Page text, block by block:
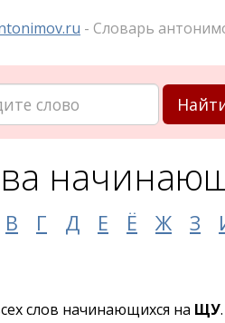
- Словарь
В Г Д Е Ё Ж З
слов начинающихся на ЩУ